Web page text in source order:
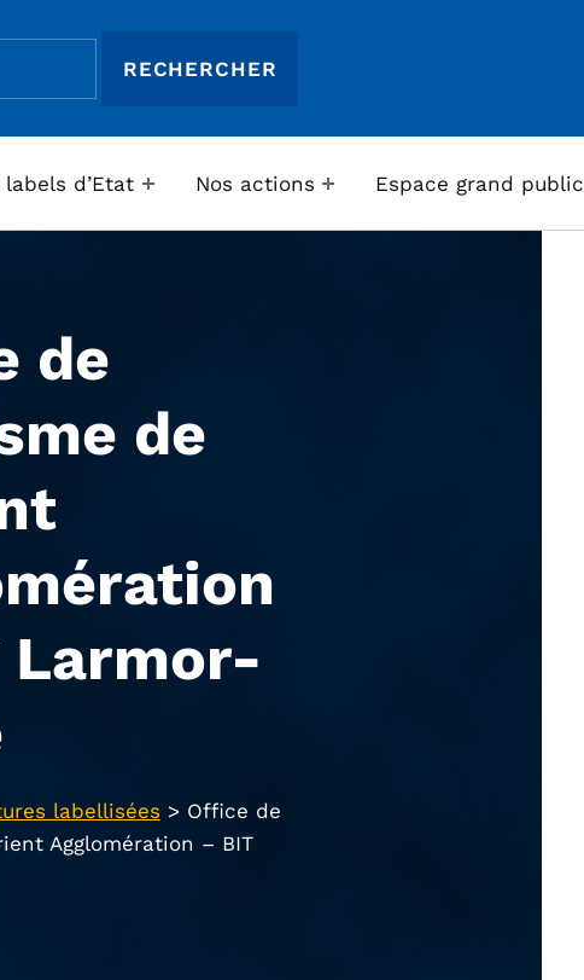
labels d’Etat Nos actions Espace grand public
de
de
Larmor-
labellisées > Office de
Agglomération – BIT